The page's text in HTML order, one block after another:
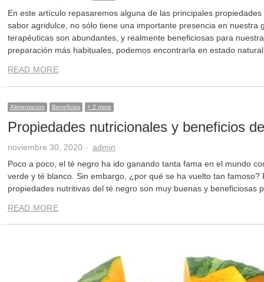
En este artículo repasaremos alguna de las principales
sabor agridulce, no sólo tiene una importante presencia en nuestra
terapéuticas son abundantes, y realmente beneficiosas para
preparación más habituales, podemos encontrarla en estado
READ MORE
Alimentacion Beneficios + 2 more
Propiedades nutricionales y beneficios
noviembre 30, 2020 Author
admin
Poco a poco, el té negro ha ido ganando tanta fama en el mundo
verde y té blanco. Sin embargo, ¿por qué se ha vuelto tan famoso?
propiedades nutritivas del té negro son muy buenas y
READ MORE